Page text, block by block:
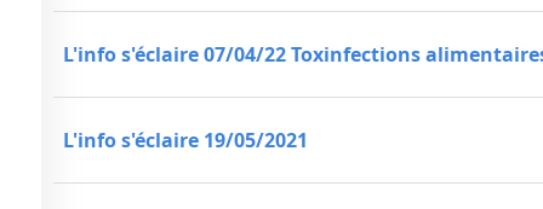
L'info s'éclaire 07/04/22 Toxinfections
L'info s'éclaire 19/05/2021